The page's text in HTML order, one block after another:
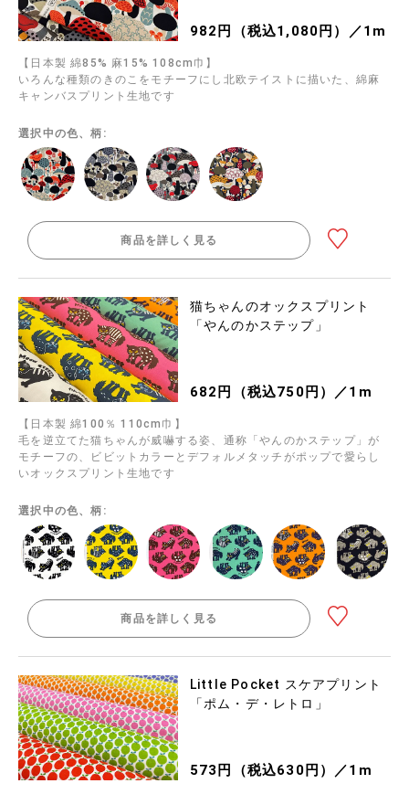
982円（税込1,080円）／1m
【日本製 綿85% 麻15% 108cm巾】
いろんな種類のきのこをモチーフにし北欧テイストに描いた、綿麻
キャンバスプリント生地です
選択中の色、柄:
商品を詳しく見る
猫ちゃんのオックスプリント
「やんのかステップ」
682円（税込750円）／1m
【日本製 綿100％ 110cm巾】
毛を逆立てた猫ちゃんが威嚇する姿、通称「やんのかステップ」が
モチーフの、ビビットカラーとデフォルメタッチがポップで愛らし
いオックスプリント生地です
選択中の色、柄:
商品を詳しく見る
Little Pocket スケアプリント
「ポム・デ・レトロ」
573円（税込630円）／1m